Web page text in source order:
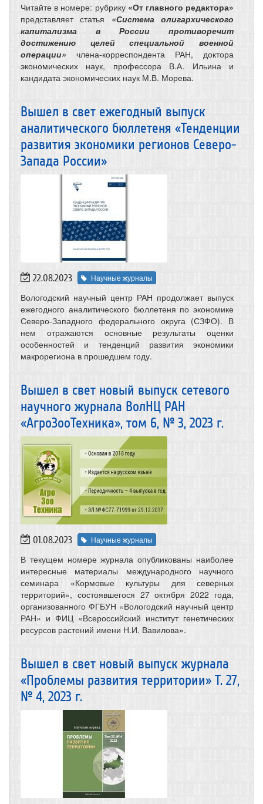
Читайте в номере: рубрику «От главного редактора»
представляет статья «Система олигархического
капитализма в России противоречит
достижению целей специальной военной
операции» члена-корреспондента РАН, доктора
экономических наук, профессора В.А. Ильина и
кандидата экономических наук М.В. Морева.
Вышел в свет ежегодный выпуск
аналитического бюллетеня «Тенденции
развития экономики регионов Северо-
Запада России»
22.08.2023 Научные журналы
Вологодский научный центр РАН продолжает выпуск
ежегодного аналитического бюллетеня по экономике
Северо-Западного федерального округа (СЗФО). В
нем отражаются основные результаты оценки
особенностей и тенденций развития экономики
макрорегиона в прошедшем году.
Вышел в свет новый выпуск сетевого
научного журнала ВолНЦ РАН
«АгроЗооТехника», том 6, № 3, 2023 г.
01.08.2023 Научные журналы
В текущем номере журнала опубликованы наиболее
интересные материалы международного научного
семинара «Кормовые культуры для северных
территорий», состоявшегося 27 октября 2022 года,
организованного ФГБУН «Вологодский научный центр
РАН» и ФИЦ «Всероссийский институт генетических
ресурсов растений имени Н.И. Вавилова».
Вышел в свет новый выпуск журнала
«Проблемы развития территории» Т. 27,
№ 4, 2023 г.